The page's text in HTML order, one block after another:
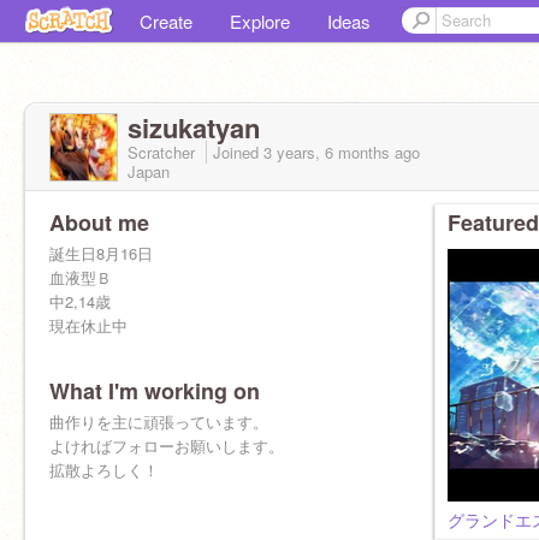
Create Explore Ideas
sizukatyan
Scratcher Joined 3 years, 6 months ago
Japan
About me
誕生日8月16日
血液型Ｂ
中2,14歳
現在休止中
What I'm working on
曲作りを主に頑張っています。
よければフォローお願いします。
拡散よろしく！
グランドエ